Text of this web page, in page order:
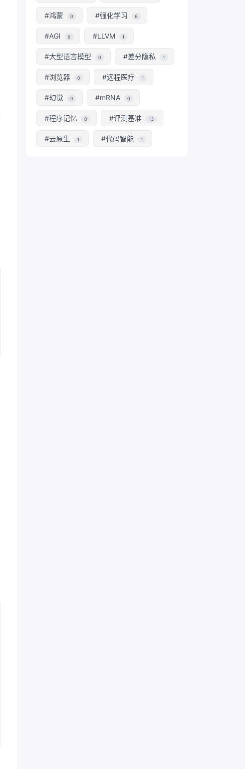
#鸿蒙 0 #强化学习 6
#AGI 9 #LLVM 1
#大型语言模型 0 #差分隐私 1
#浏览器 0 #远程医疗 1
#幻觉 0 #mRNA 0
#程序记忆 0 #评测基准 13
#云原生 1 #代码智能 1